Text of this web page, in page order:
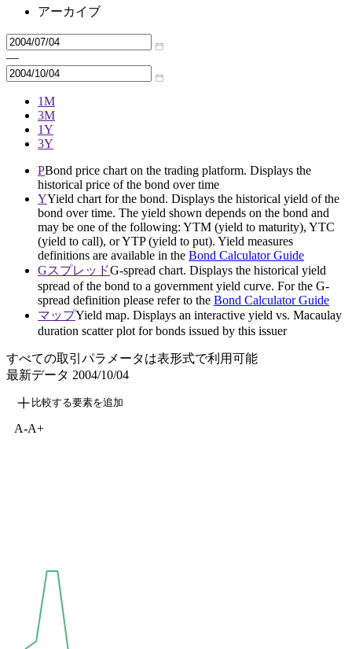
アーカイブ
—
1M
3M
1Y
3Y
PBond price chart on the trading platform. Displays the
historical price of the bond over time
YYield chart for the bond. Displays the historical yield of the
bond over time. The yield shown depends on the bond and
may be one of the following: YTM (yield to maturity), YTC
(yield to call), or YTP (yield to put). Yield measures
definitions are available in the Bond Calculator Guide
GスプレッドG-spread chart. Displays the historical yield
spread of the bond to a government yield curve. For the G-
spread definition please refer to the Bond Calculator Guide
マップYield map. Displays an interactive yield vs. Macaulay
duration scatter plot for bonds issued by this issuer
すべての取引パラメータは表形式で利用可能
最新データ 2004/10/04
比較する要素を追加